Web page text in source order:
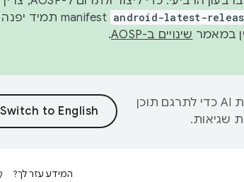
android-latest-
manifest תמיד יפנה
שינויים ב-AOSP .
‫Google משתמשת בטכנולוגיית AI כדי לתרגם תוכן
שגיאות.
המידע עזר לך?